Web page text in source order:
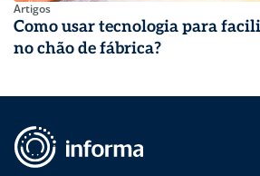
Artigos
Como usar tecnologia para
no chão de fábrica?